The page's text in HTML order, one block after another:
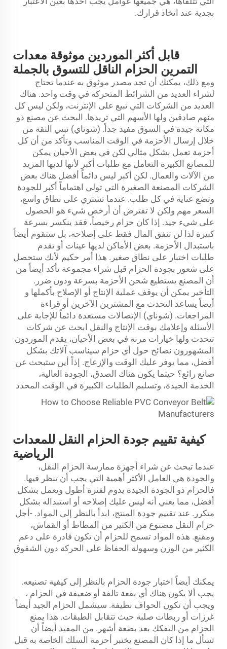
بجدية عند اتخاذ قرارك.
قابل أكثر الموردين موثوقة معدات
التمرين الحزام الناقل للتسوق بالجملة
ومع ذلك، يمكنك أن تجد مصدر موثوق به عندما تحتاج
لشراء العديد من الشرائط المتحركة في وقت واحد. هناك
العديد من الشركات التي تبيع على الإنترنت، ولكن ليس كل
منهم صادقين ولها الأسهم التي تريدها. البحث عن مصنع ذو
مكانة جيدة في السوق مفيد جداً. (شوناي) تبني الثقة من
خلال إرسال الأحزمة في الوقت المناسب وتأكد من أن كل
أحزمة تعمل بشكل مثالي لكن في بعض الأحيان يمكن
للمصانع الكبيرة التعامل مع طلبات أكبر لأنها لديها المزيد
من الآلات والعمال. لكن أكبر ليس دائماً أفضل هناك بعض
الشركات المصنعة الصغيرة التي تولي اهتماماً أكبر للجودة
وتضع عناية في كل طلب. عندما تشتري على نطاق واسع،
السعر مهم ولكن لا تفترض أن أرخص شيء هو الحصول
على شيء جيد. إذا كان حزام رخيصاً، فقد ينكسر بسرعة
كبيرة لذا لن تنفق المال فقط على إصلاحه، بل ستقوم أيضاً
باستبدال الأحزمة. بعض الأماكن لديها عينات أو تقدم
طلبات اختبار على نطاق صغير. هذا أمر حكيم لأنك ستحصل
على شعور بجودة الحزام قبل شراء مجموعة تأكد أيضاً من
أن المصنع يستطيع شحن الأحزمة بسرعة ودون ضرر.
التأخير يمكن أن يوقف عملية الإنتاج أو الإصلاح بأكملها و
أيضاً يساعد التحدث مع المشترين الآخرين أو قراءة
المراجعات. (شوناي) الإتصالات مستعدة دائماً للإجابة على
الأسئلة وإعلامك بوقت الإنتاج والنقل ابحث عن شركات
تتحدث ولها خيارات مرنة في بعض الأحيان، يقدم الموردون
المشهورون نصائح حول أي حزام سيناسب آلاتك بشكل
أفضل، مما يوفر عليك الوقت والإزعاج. إذاً أين ستبحث عن
صانع رائع؟ حيثما يكون هناك الصدق، الجودة العالية،
الخدمة الجيدة، وتسليم الطلبات الكبيرة في الوقت المحدد
كيفية تقييم جودة الحزام النقل للمعدات
الرياضية
عندما تبحث عن شراء أجهزة ممارسة الحزام النقل،
والجودة هي العامل الأكثر أهمية التي يجب أن تنظر فيها.
فالحزام ذو الجودة الجيدة يدوم لفترة أطول ويعمل بشكل
أفضل، مما يعني أنه ليس عليك إصلاحه أو استبداله بشكل
متكرر. عند تقييم جودة المنتج، ابدأ بالنظر إلى المواد. -أجل
حزام النقل مصنوع من الكثير من المطاط أو القماش،
ومقنع. هذه المواد تسمح للحزام أن تكون قادرة على دعم
الكثير من الوزن وسهولة الحفاظ على الحركة دون الشقوق
يمكنك أيضاً اختبار جودة الحزام بالنظر إلى كيفية تصنيعه.
يجب ألا يكون هناك أي بقعة تالفة أو ضعيفة في الحزام ،
ويجب أن تكون الحواف نظيفة. سيشمل الحزام الجيد أيضاً
غرزات أو ربطات صلبة حيث تتقابل الطبقات. هذا يمنع
الحزام من التفكك بعد بضعة أشهر. من المفيد أيضاً أن
تسأل ما إذا كان المصنع يختبر أحزمة السلك الخاصة به قبل